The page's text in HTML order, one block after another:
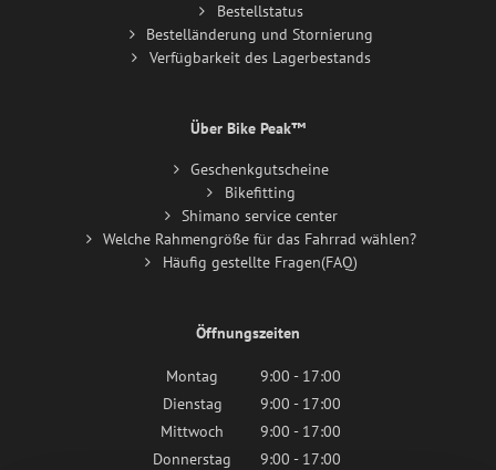
Bestellstatus
Bestelländerung und Stornierung
Verfügbarkeit des Lagerbestands
Über Bike Peak™
Geschenkgutscheine
Bikefitting
Shimano service center
Welche Rahmengröße für das Fahrrad wählen?
Häufig gestellte Fragen(FAQ)
Öffnungszeiten
Montag
9:00 - 17:00
Dienstag
9:00 - 17:00
Mittwoch
9:00 - 17:00
Donnerstag
9:00 - 17:00